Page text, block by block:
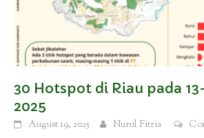
30 Hotspot di Riau pada
2025
August 19, 2025 Nurul Fitria